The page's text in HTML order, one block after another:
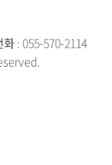
화 : 055-570-2114